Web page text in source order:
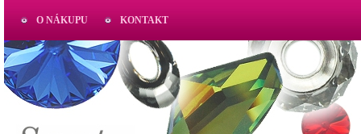
O NÁKUPU KONTAKT
AKTUAL
www.aktual-koralky.cz